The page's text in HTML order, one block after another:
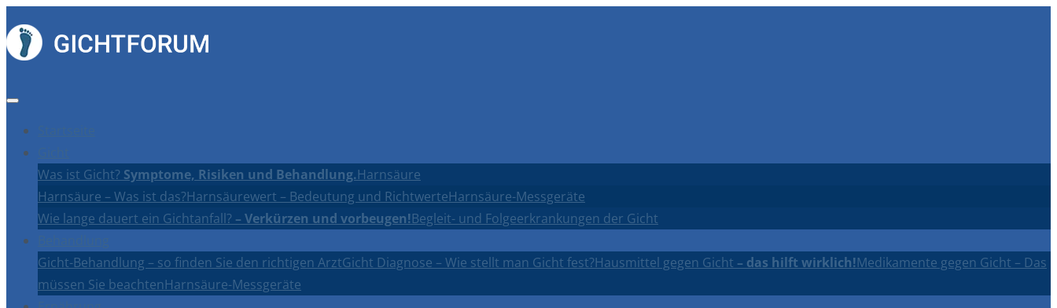
Was ist Gicht? Symptome, Risiken und Behandlung.Harnsäure
Harnsäure – Was ist das?Harnsäurewert – Bedeutung und RichtwerteHarnsäure-Messgeräte
Wie lange dauert ein Gichtanfall? – Verkürzen und vorbeugen!Begleit- und Folgeerkrankungen der Gicht
Gicht-Behandlung – so finden Sie den richtigen ArztGicht Diagnose – Wie stellt man Gicht fest?Hausmittel gegen Gicht – das hilft wirklich!Medikamente gegen Gicht – Das
müssen Sie beachtenHarnsäure-Messgeräte